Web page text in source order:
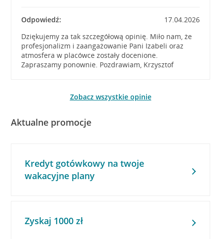
Odpowiedź:
17.04.2026
Dziękujemy za tak szczegółową opinię. Miło nam, że
profesjonalizm i zaangażowanie Pani Izabeli oraz
atmosfera w placówce zostały docenione.
Zapraszamy ponownie. Pozdrawiam, Krzysztof
Zobacz wszystkie opinie
Aktualne promocje
Kredyt gotówkowy na twoje
wakacyjne plany
Zyskaj 1000 zł